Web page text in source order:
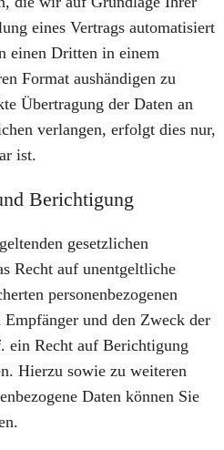
eines Vertrags automatisiert
einen Dritten in einem
Format aushändigen zu
Übertragung der Daten an
verlangen, erfolgt dies nur,
ist.
Berichtigung
gesetzlichen
Recht auf unentgeltliche
personenbezogenen
und den Zweck der
ein Recht auf Berichtigung
Hierzu sowie zu weiteren
Daten können Sie